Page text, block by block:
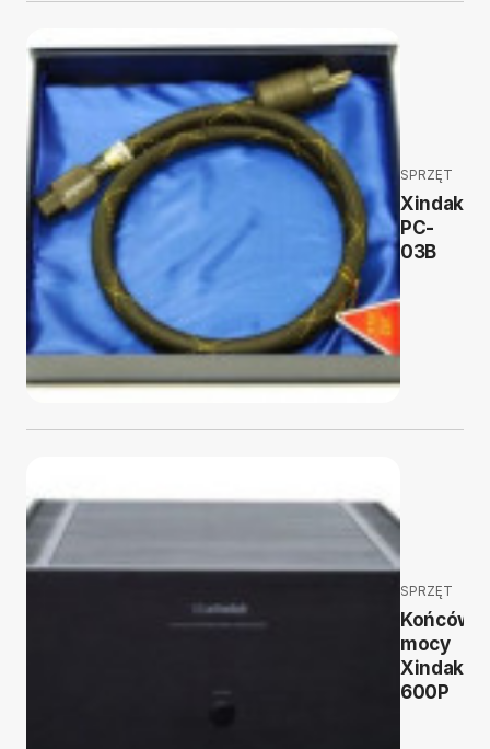
SPRZĘT
Xindak
PC-
03B
SPRZĘT
mocy
Xindak A-
600P